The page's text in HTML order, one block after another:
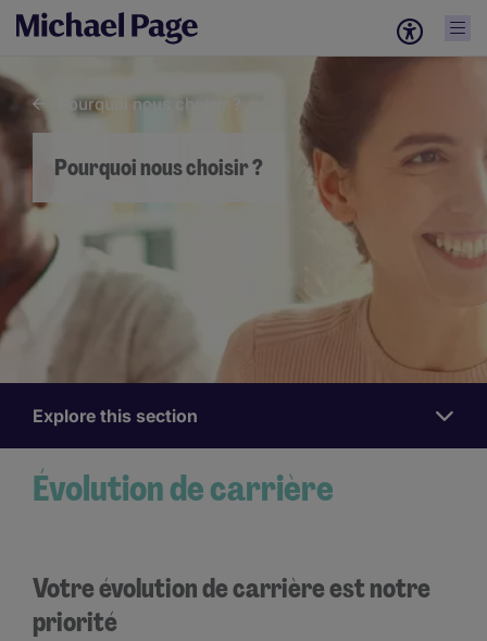
Pourquoi nous choisir ?
Pourquoi nous choisir ?
WorkExplore this section
Évolution de carrière
Votre évolution de carrière est notre
priorité